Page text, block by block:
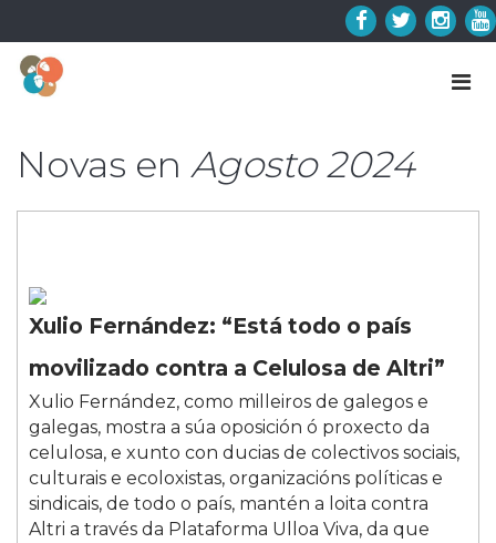
to
content
Facebook
Twitter
Novas en Agosto 2024
Xulio Fernández: “Está todo o país
movilizado contra a Celulosa de Altri”
Xulio Fernández, como milleiros de galegos e
galegas, mostra a súa oposición ó proxecto da
celulosa, e xunto con ducias de colectivos sociais,
culturais e ecoloxistas, organizacións políticas e
sindicais, de todo o país, mantén a loita contra
Altri a través da Plataforma Ulloa Viva, da que